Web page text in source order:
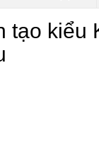
tạo kiểu